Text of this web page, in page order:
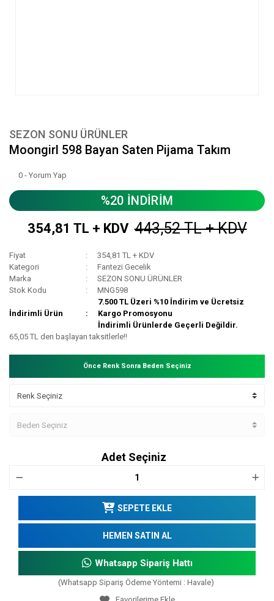
SEZON SONU ÜRÜNLER
Moongirl 598 Bayan Saten Pijama Takım
0 - Yorum Yap
%20 İNDİRİM
354,81 TL + KDV 443,52 TL + KDV
Fiyat
354,81 TL + KDV
Kategori
Fantezi Gecelik
Marka
SEZON SONU ÜRÜNLER
Stok Kodu
MNG598
İndirimli Ürün
7.500 TL Üzeri %10 İndirim ve Ücretsiz
Kargo Promosyonu
İndirimli Ürünlerde Geçerli Değildir.
65,05 TL den başlayan taksitlerle!!
Önce Renk Sonra Beden Seçiniz
Adet Seçiniz
SEPETE EKLE
HEMEN SATIN AL
Whatsapp Sipariş Hattı
(Whatsapp Sipariş Ödeme Yöntemi : Havale)